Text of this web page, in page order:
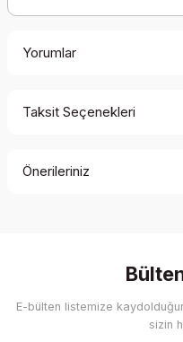
Yorumlar
Taksit Seçenekleri
Önerileriniz
Görüş ve önerileriniz için
Ürün resmi kalitesiz,
E-bülten listemize
sizin